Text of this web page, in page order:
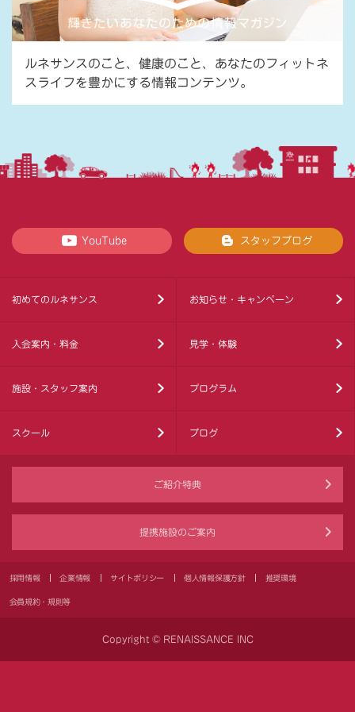
ルネサンスのこと、健康のこと、あなたのフィットネ
スライフを豊かにする情報コンテンツ。
YouTube スタッフブログ
初めてのルネサンス お知らせ・キャンペーン
入会案内・料金 見学・体験
施設・スタッフ案内 プログラム
スクール ブログ
ご紹介特典
提携施設のご案内
採用情報 企業情報 サイトポリシー 個人情報保護方針 推奨環境
会員規約・規則等
Copyright © RENAISSANCE INC